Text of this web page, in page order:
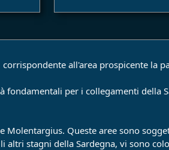
all'area prospicente la
fondamentali per i collegamenti della
Molentargius. Queste aree sono
altri stagni della Sardegna, vi sono